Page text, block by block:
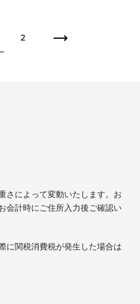
2
さによって変動いたします。お
会計時にご住所入力後ご確認い
に関税消費税が発生した場合は